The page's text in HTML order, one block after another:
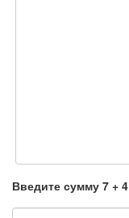
Введите сумму 7 + 4